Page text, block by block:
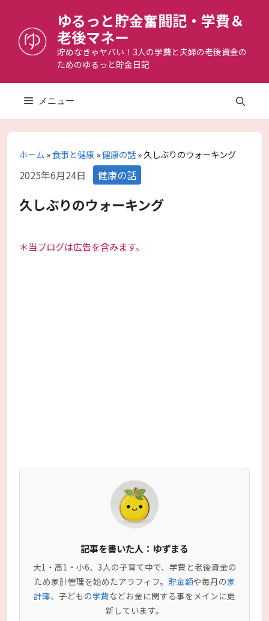
へ
ゆるっと貯金奮闘記・学費＆
老後マネー
貯めなきゃヤバい！3人の学費と夫婦の老後資金の
ためのゆるっと貯金日記
メニュー
ホーム»食事と健康»健康の話»久しぶりのウォーキング
2025年6月24日 カ
テ
ゴ
リ
健康の話
久しぶりのウォーキング
＊当ブログは広告を含みます。
記事を書いた人：ゆずまる
大1・高1・小6、3人の子育て中で、学費と老後資金の
ため家計管理を始めたアラフィフ。 貯金額や毎月の家
計簿、子どもの学費などお金に関する事をメインに更
新しています。